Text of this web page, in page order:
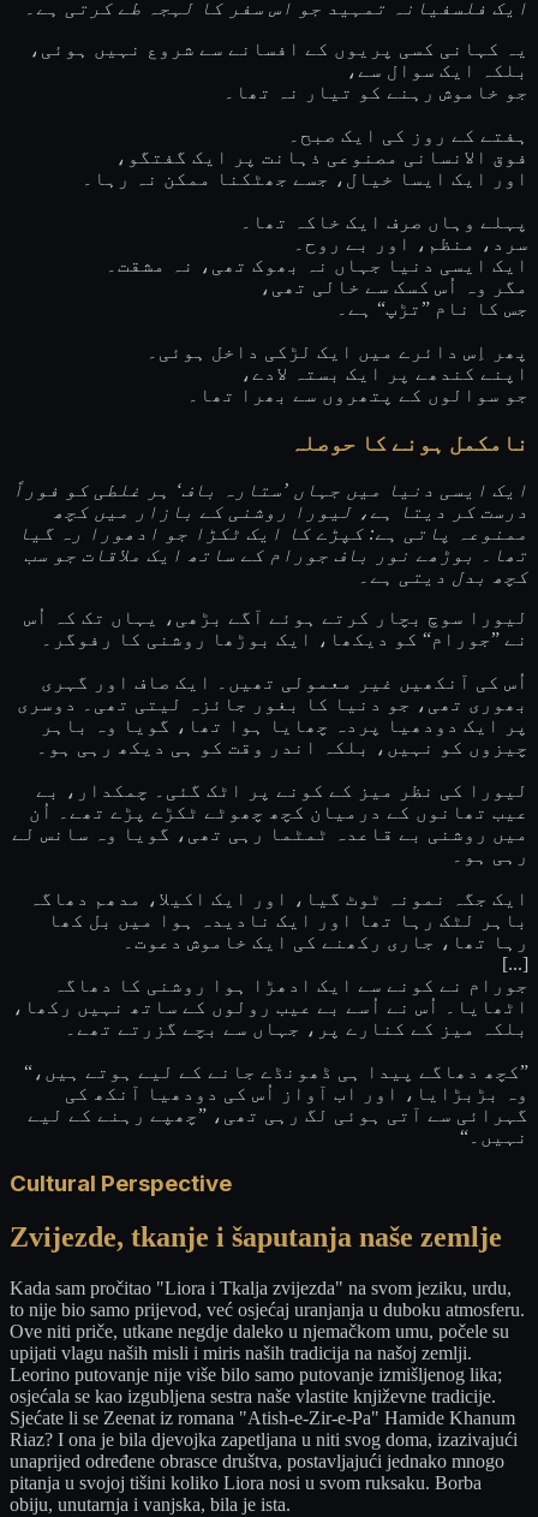
ایک فلسفیانہ تمہید جو اس سفر کا لہجہ طے کرتی ہے۔
یہ کہانی کسی پریوں کے افسانے سے شروع نہیں ہوئی،
بلکہ ایک سوال سے،
جو خاموش رہنے کو تیار نہ تھا۔
ہفتے کے روز کی ایک صبح۔
فوق الانسانی مصنوعی ذہانت پر ایک گفتگو،
اور ایک ایسا خیال، جسے جھٹکنا ممکن نہ رہا۔
پہلے وہاں صرف ایک خاکہ تھا۔
سرد، منظم، اور بے روح۔
ایک ایسی دنیا جہاں نہ بھوک تھی، نہ مشقت۔
مگر وہ اُس کسک سے خالی تھی،
جس کا نام ”تڑپ“ ہے۔
پھر اِس دائرے میں ایک لڑکی داخل ہوئی۔
اپنے کندھے پر ایک بستہ لادے،
جو سوالوں کے پتھروں سے بھرا تھا۔
نامکمل ہونے کا حوصلہ
ایک ایسی دنیا میں جہاں ’ستارہ باف‘ ہر غلطی کو فوراً
درست کر دیتا ہے، لیورا روشنی کے بازار میں کچھ
ممنوعہ پاتی ہے: کپڑے کا ایک ٹکڑا جو ادھورا رہ گیا
تھا۔ بوڑھے نور باف جورام کے ساتھ ایک ملاقات جو سب
کچھ بدل دیتی ہے۔
لیورا سوچ بچار کرتے ہوئے آگے بڑھی، یہاں تک کہ اُس
نے ”جورام“ کو دیکھا، ایک بوڑھا روشنی کا رفوگر۔
اُس کی آنکھیں غیر معمولی تھیں۔ ایک صاف اور گہری
بھوری تھی، جو دنیا کا بغور جائزہ لیتی تھی۔ دوسری
پر ایک دودھیا پردہ چھایا ہوا تھا، گویا وہ باہر
چیزوں کو نہیں، بلکہ اندر وقت کو ہی دیکھ رہی ہو۔
لیورا کی نظر میز کے کونے پر اٹک گئی۔ چمکدار، بے
عیب تھانوں کے درمیان کچھ چھوٹے ٹکڑے پڑے تھے۔ اُن
میں روشنی بے قاعدہ ٹمٹما رہی تھی، گویا وہ سانس لے
رہی ہو۔
ایک جگہ نمونہ ٹوٹ گیا، اور ایک اکیلا، مدھم دھاگہ
باہر لٹک رہا تھا اور ایک نادیدہ ہوا میں بل کھا
رہا تھا، جاری رکھنے کی ایک خاموش دعوت۔
[...]
جورام نے کونے سے ایک ادھڑا ہوا روشنی کا دھاگہ
اٹھایا۔ اُس نے اُسے بے عیب رولوں کے ساتھ نہیں رکھا،
بلکہ میز کے کنارے پر، جہاں سے بچے گزرتے تھے۔
”کچھ دھاگے پیدا ہی ڈھونڈے جانے کے لیے ہوتے ہیں،“
وہ بڑبڑایا، اور اب آواز اُس کی دودھیا آنکھ کی
گہرائی سے آتی ہوئی لگ رہی تھی، ”چھپے رہنے کے لیے
نہیں۔“
Cultural Perspective
Zvijezde, tkanje i šaputanja naše zemlje
Kada sam pročitao "Liora i Tkalja zvijezda" na svom jeziku, urdu,
to nije bio samo prijevod, već osjećaj uranjanja u duboku atmosferu.
Ove niti priče, utkane negdje daleko u njemačkom umu, počele su
upijati vlagu naših misli i miris naših tradicija na našoj zemlji.
Leorino putovanje nije više bilo samo putovanje izmišljenog lika;
osjećala se kao izgubljena sestra naše vlastite književne tradicije.
Sjećate li se Zeenat iz romana "Atish-e-Zir-e-Pa" Hamide Khanum
Riaz? I ona je bila djevojka zapetljana u niti svog doma, izazivajući
unaprijed određene obrasce društva, postavljajući jednako mnogo
pitanja u svojoj tišini koliko Liora nosi u svom ruksaku. Borba
obiju, unutarnja i vanjska, bila je ista.